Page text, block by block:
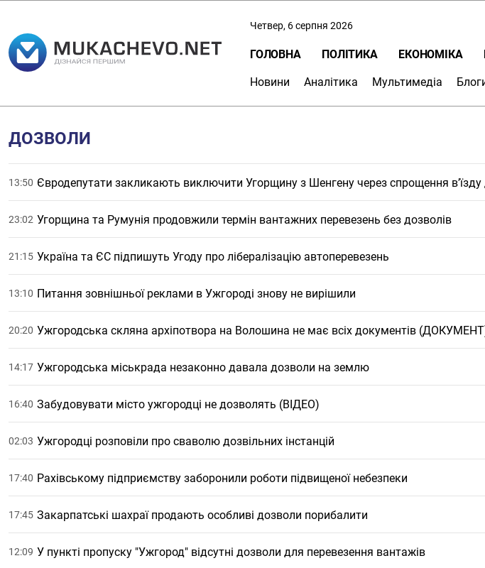
Четвер, 6 серпня 2026
ГОЛОВНА ПОЛІТИКА ЕКОНОМІКА
Новини Аналітика Мультимедіа
ДОЗВОЛИ
13:50 Євродепутати закликають виключити Угорщину з Шенгену через спрощення в’їзду
23:02 Угорщина та Румунія продовжили термін вантажних перевезень без дозволів
21:15 Україна та ЄС підпишуть Угоду про лібералізацію автоперевезень
13:10 Питання зовнішньої реклами в Ужгороді знову не вирішили
20:20 Ужгородська скляна архіпотвора на Волошина не має всіх документів
14:17 Ужгородська міськрада незаконно давала дозволи на землю
16:40 Забудовувати місто ужгородці не дозволять (ВІДЕО)
02:03 Ужгородці розповіли про сваволю дозвільних інстанцій
17:40 Рахівському підприємству заборонили роботи підвищеної небезпеки
17:45 Закарпатські шахраї продають особливі дозволи порибалити
12:09 У пункті пропуску "Ужгород" відсутні дозволи для перевезення вантажів